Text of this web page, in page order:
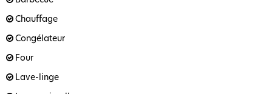
Chauffage
Congélateur
Four
Lave-linge